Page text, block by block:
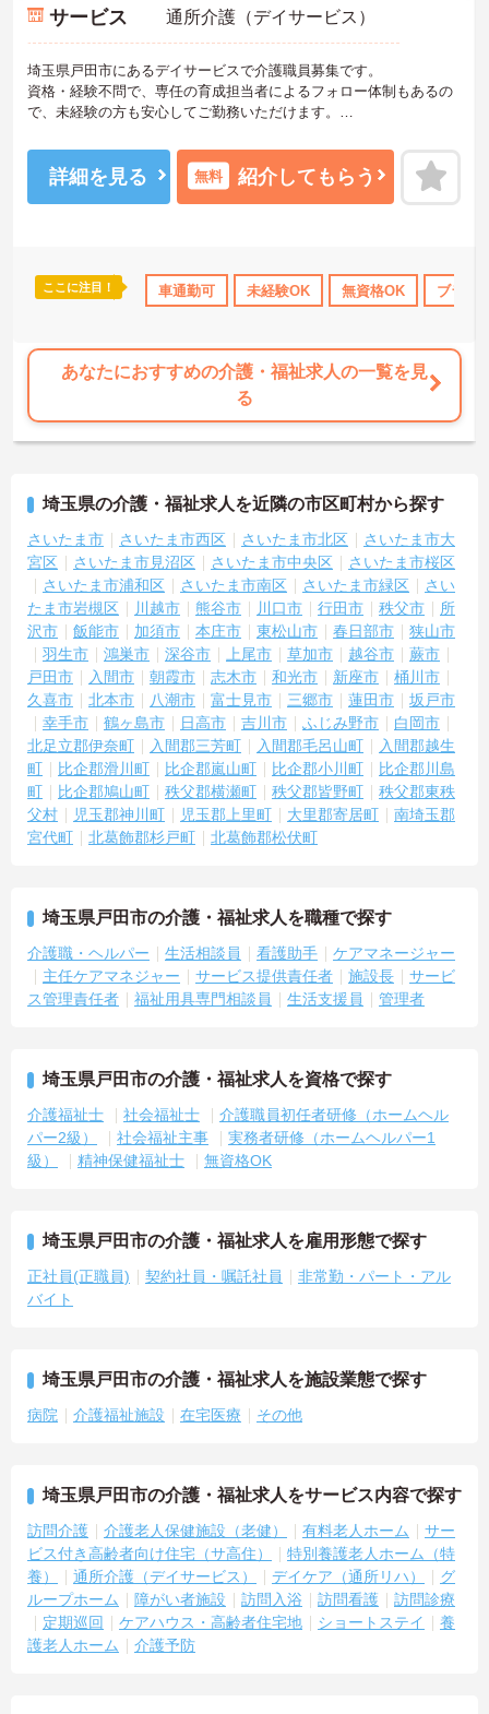
手当・補助 無資格OK 年間休日110日以上 ボーナス・賞与あり
サービス 通所介護（デイサービス）
埼玉県戸田市にあるデイサービスで介護職員募集です。
資格・経験不問で、専任の育成担当者によるフォロー体制もあるの
で、未経験の方も安心してご勤務いただけます。
ます。
ご興味のある方には、面接対策ポイントなど、さらに詳細をお話し
いたしますので、お気軽にご相談ください。
詳細を見る 無料 紹介してもらう
ここに注目！ 車通勤可 未経験OK 無資格OK ブラン
あなたにおすすめの介護・福祉求人の一覧を見
る
埼玉県の介護・福祉求人を近隣の市区町村から探す
さいたま市 さいたま市西区 さいたま市北区
さいたま市大
宮区
さいたま市見沼区 さいたま市中央区
さいたま市桜区
さいたま市浦和区
さいたま市南区 さいたま市緑区
さい
たま市岩槻区
川越市 熊谷市 川口市 行田市 秩父市
所
沢市
飯能市 加須市 本庄市 東松山市 春日部市
狭山市
羽生市
鴻巣市 深谷市 上尾市 草加市 越谷市
蕨市
戸田市
入間市 朝霞市 志木市 和光市 新座市
桶川市
久喜市
北本市 八潮市 富士見市 三郷市 蓮田市
坂戸市
幸手市
鶴ヶ島市 日高市 吉川市 ふじみ野市
白岡市
北足立郡伊奈町
入間郡三芳町 入間郡毛呂山町
入間郡越生
町
比企郡滑川町 比企郡嵐山町 比企郡小川町
比企郡川島
町
比企郡鳩山町 秩父郡横瀬町 秩父郡皆野町
秩父郡東秩
父村
児玉郡神川町 児玉郡上里町 大里郡寄居町
南埼玉郡
宮代町
北葛飾郡杉戸町 北葛飾郡松伏町
埼玉県戸田市の介護・福祉求人を職種で探す
介護職・ヘルパー 生活相談員 看護助手
ケアマネージャー
主任ケアマネジャー
サービス提供責任者 施設長
サービ
ス管理責任者
福祉用具専門相談員 生活支援員 管理者
埼玉県戸田市の介護・福祉求人を資格で探す
介護福祉士 社会福祉士
介護職員初任者研修（ホームヘル
パー2級）
社会福祉主事
実務者研修（ホームヘルパー1
級）
精神保健福祉士 無資格OK
埼玉県戸田市の介護・福祉求人を雇用形態で探す
正社員(正職員) 契約社員・嘱託社員
非常勤・パート・アル
バイト
埼玉県戸田市の介護・福祉求人を施設業態で探す
病院 介護福祉施設 在宅医療 その他
埼玉県戸田市の介護・福祉求人をサービス内容で探す
訪問介護 介護老人保健施設（老健） 有料老人ホーム
サー
ビス付き高齢者向け住宅（サ高住）
特別養護老人ホーム（特
養）
通所介護（デイサービス） デイケア（通所リハ）
グ
ループホーム
障がい者施設 訪問入浴 訪問看護
訪問診療
定期巡回
ケアハウス・高齢者住宅地 ショートステイ
養
護老人ホーム
介護予防